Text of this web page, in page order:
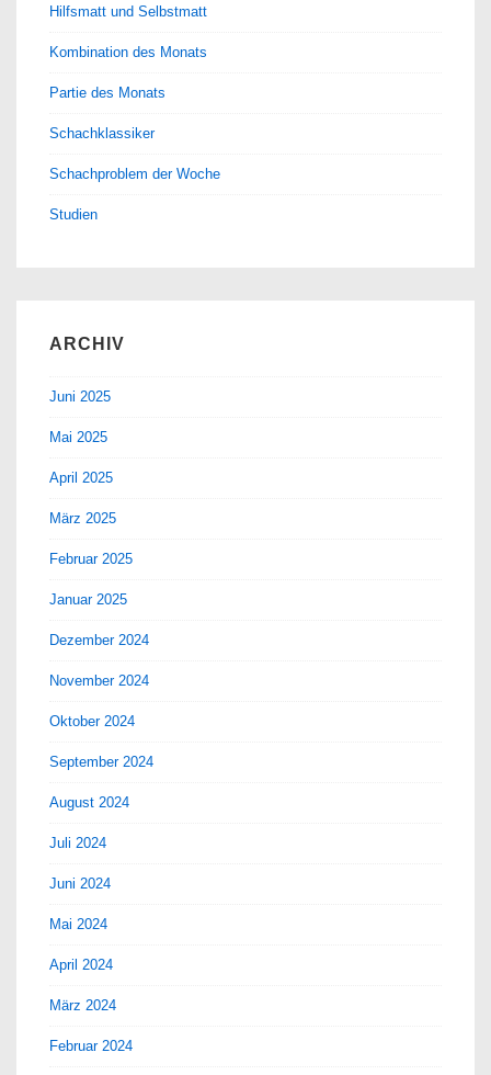
Hilfsmatt und Selbstmatt
Kombination des Monats
Partie des Monats
Schachklassiker
Schachproblem der Woche
Studien
ARCHIV
Juni 2025
Mai 2025
April 2025
März 2025
Februar 2025
Januar 2025
Dezember 2024
November 2024
Oktober 2024
September 2024
August 2024
Juli 2024
Juni 2024
Mai 2024
April 2024
März 2024
Februar 2024